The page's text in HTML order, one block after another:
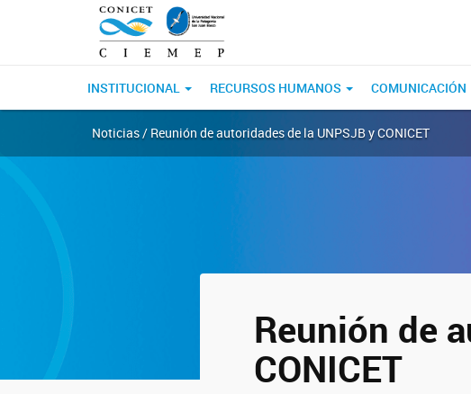
INSTITUCIONAL RECURSOS HUMANOS COMUNICACIÓN
Noticias / Reunión de autoridades de la UNPSJB y CONICET
Reunión de
CONICET